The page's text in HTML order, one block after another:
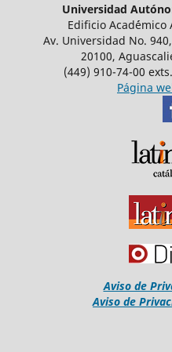
Universidad
Edificio
Av. Universidad No.
20100,
(449) 910-74-00
Página
Aviso de
Aviso de